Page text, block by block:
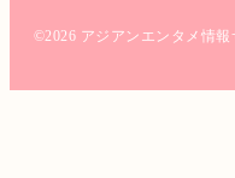
©2026 アジアンエンタメ情